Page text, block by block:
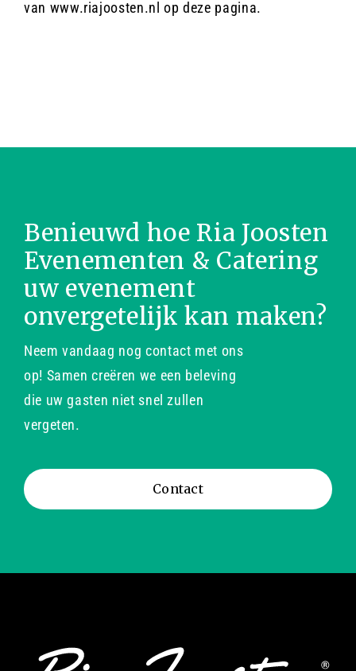
van www.riajoosten.nl op deze pagina.
Benieuwd hoe Ria Joosten
Evenementen & Catering
uw evenement
onvergetelijk kan maken?
Neem vandaag nog contact met ons
op! Samen creëren we een beleving
die uw gasten niet snel zullen
vergeten.
Contact